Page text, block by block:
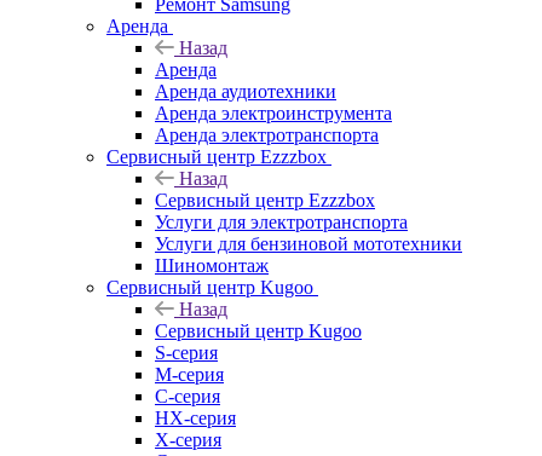
Ремонт Samsung
Аренда
Назад
Аренда
Аренда аудиотехники
Аренда электроинструмента
Аренда электротранспорта
Сервисный центр Ezzzbox
Назад
Сервисный центр Ezzzbox
Услуги для электротранспорта
Услуги для бензиновой мототехники
Шиномонтаж
Сервисный центр Kugoo
Назад
Сервисный центр Kugoo
S-cерия
M-серия
С-серия
HX-серия
X-серия